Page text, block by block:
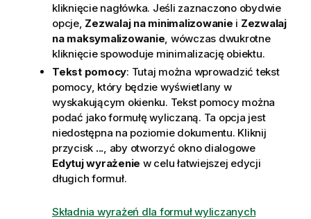
kliknięcie nagłówka. Jeśli zaznaczono obydwie
opcje, Zezwalaj na minimalizowanie i Zezwalaj
na maksymalizowanie , wówczas dwukrotne
kliknięcie spowoduje minimalizację obiektu.
Tekst pomocy: Tutaj można wprowadzić tekst
pomocy, który będzie wyświetlany w
wyskakującym okienku. Tekst pomocy można
podać jako formułę wyliczaną. Ta opcja jest
niedostępna na poziomie dokumentu. Kliknij
przycisk ... , aby otworzyć okno dialogowe
Edytuj wyrażenie w celu łatwiejszej edycji
długich formuł.
Składnia wyrażeń dla formuł wyliczanych